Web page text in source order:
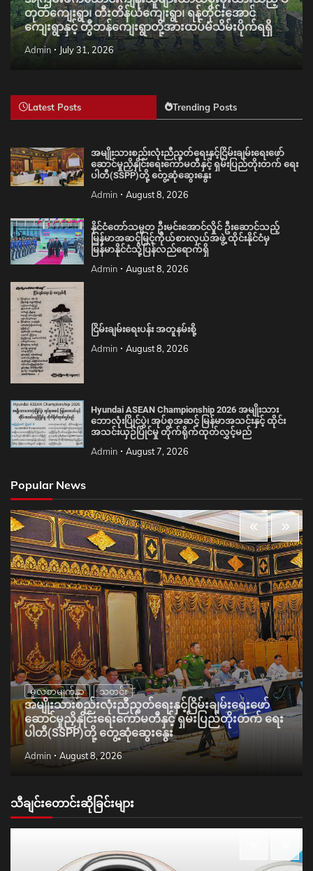
တုတ်ကျေးရွာ၊ တီးတိန်ယံကျေးရွာ၊ ရန်တိုင်းအောင်
ကျေးရွာနှင့် တွီဘန်ကျေးရွာတို့အားထပ်မံသိမ်းပိုက်ရရှိ
Admin July 31, 2026
Latest Posts Trending Posts
အမျိုးသားစည်းလုံးညီညွတ်ရေးနှင့်ငြိမ်းချမ်းရေးဖော်
ဆောင်မှုညှိနှိုင်းရေးကော်မတီနှင့် ရှမ်းပြည်တိုးတက် ရေး
ပါတီ(SSPP)တို့ တွေ့ဆုံဆွေးနွေး
Admin August 8, 2026
နိုင်ငံတော်သမ္မတ ဦးမင်းအောင်လှိုင် ဦးဆောင်သည့်
မြန်မာအဆင့်မြင့်ကိုယ်စားလှယ်အဖွဲ့ ထိုင်းနိုင်ငံမှ
မြန်မာနိုင်ငံသို့ပြန်လည်ရောက်ရှိ
Admin August 8, 2026
ငြိမ်းချမ်းရေးပန်း အတူနမ်းစို့
Admin August 8, 2026
Hyundai ASEAN Championship 2026 အမျိုးသား
ဘောလုံးပြိုင်ပွဲ၊ အုပ်စုအဆင့် မြန်မာအသင်းနှင့် ထိုင်း
အသင်းယှဉ်ပြိုင်မှု တိုက်ရိုက်ထုတ်လွှင့်မည်
Admin August 7, 2026
Popular News
မူလစာမျက်နှာ သတင်း
အမျိုးသားစည်းလုံးညီညွတ်ရေးနှင့်ငြိမ်းချမ်းရေးဖော်
ဆောင်မှုညှိနှိုင်းရေးကော်မတီနှင့် ရှမ်းပြည်တိုးတက် ရေး
ပါတီ(SSPP)တို့ တွေ့ဆုံဆွေးနွေး
Admin August 8, 2026
သီချင်းတောင်းဆိုခြင်းများ